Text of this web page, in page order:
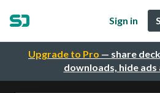
Upgrade to Pro — share
downloads, hide
Sign in